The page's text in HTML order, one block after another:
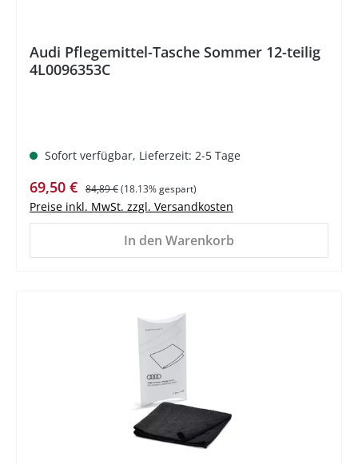
Audi Pflegemittel-Tasche Sommer 12-teilig
4L0096353C
Sofort verfügbar, Lieferzeit: 2-5 Tage
Verkaufspreis:
69,50 € Regulärer Preis:
84,89 €(18.13% gespart)
Preise inkl. MwSt. zzgl. Versandkosten
In den Warenkorb